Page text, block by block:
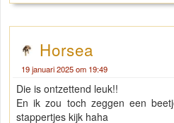
Horsea
19 januari 2025 om 19:49
Die is ontzettend leuk!!
En ik zou toch zeggen een
stappertjes kijk haha